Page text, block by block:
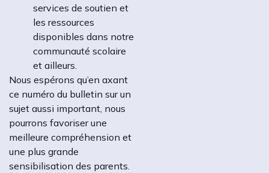
services de soutien et
les ressources
disponibles dans notre
communauté scolaire
et ailleurs.
Nous espérons qu’en axant
ce numéro du bulletin sur un
sujet aussi important, nous
pourrons favoriser une
meilleure compréhension et
une plus grande
sensibilisation des parents.